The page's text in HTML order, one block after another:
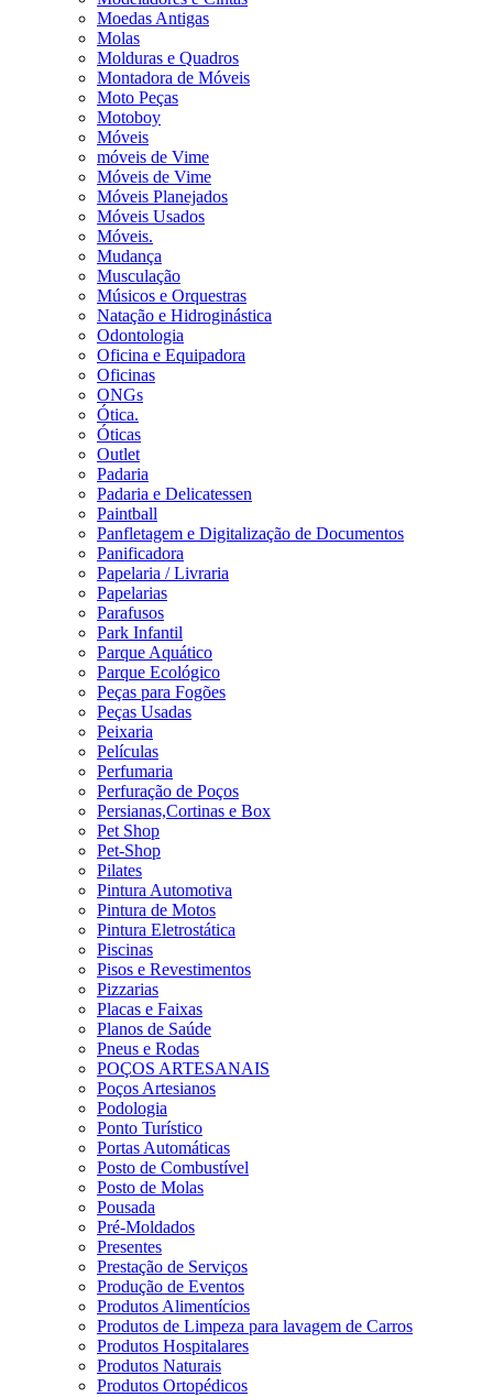
Moedas Antigas
Molas
Molduras e Quadros
Montadora de Móveis
Moto Peças
Motoboy
Móveis
móveis de Vime
Móveis de Vime
Móveis Planejados
Móveis Usados
Móveis.
Mudança
Musculação
Músicos e Orquestras
Natação e Hidroginástica
Odontologia
Oficina e Equipadora
Oficinas
ONGs
Ótica.
Óticas
Outlet
Padaria
Padaria e Delicatessen
Paintball
Panfletagem e Digitalização de Documentos
Panificadora
Papelaria / Livraria
Papelarias
Parafusos
Park Infantil
Parque Aquático
Parque Ecológico
Peças para Fogões
Peças Usadas
Peixaria
Películas
Perfumaria
Perfuração de Poços
Persianas,Cortinas e Box
Pet Shop
Pet-Shop
Pilates
Pintura Automotiva
Pintura de Motos
Pintura Eletrostática
Piscinas
Pisos e Revestimentos
Pizzarias
Placas e Faixas
Planos de Saúde
Pneus e Rodas
POÇOS ARTESANAIS
Poços Artesianos
Podologia
Ponto Turístico
Portas Automáticas
Posto de Combustível
Posto de Molas
Pousada
Pré-Moldados
Presentes
Prestação de Serviços
Produção de Eventos
Produtos Alimentícios
Produtos de Limpeza para lavagem de Carros
Produtos Hospitalares
Produtos Naturais
Produtos Ortopédicos